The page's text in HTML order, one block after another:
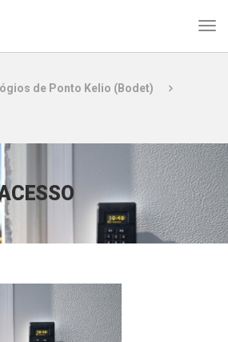
de Ponto Kelio (Bodet)